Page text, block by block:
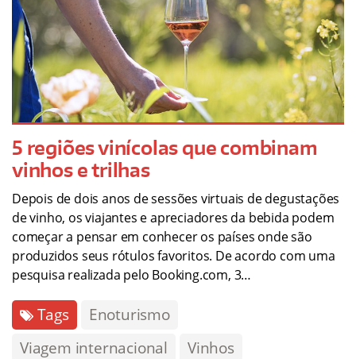
5 regiões vinícolas que combinam
vinhos e trilhas
Depois de dois anos de sessões virtuais de degustações
de vinho, os viajantes e apreciadores da bebida podem
começar a pensar em conhecer os países onde são
produzidos seus rótulos favoritos. De acordo com uma
pesquisa realizada pelo Booking.com, 3…
Tags
Enoturismo
Viagem internacional
Vinhos